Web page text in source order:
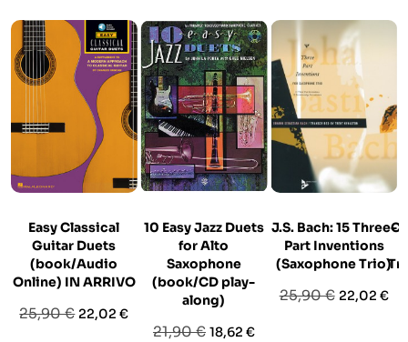
Easy Classical
Guitar Duets
(book/Audio
Online) IN ARRIVO
Prezzo
25,90 € Prezzo
22,02 €
10 Easy Jazz Duets
for Alto
Saxophone
(book/CD play-
along)
Prezzo
21,90 € Prezzo
18,62 €
J.S. Bach: 15 Three-
Part Inventions
(Saxophone Trio)
Prezzo
25,90 € Prezzo
22,02 €